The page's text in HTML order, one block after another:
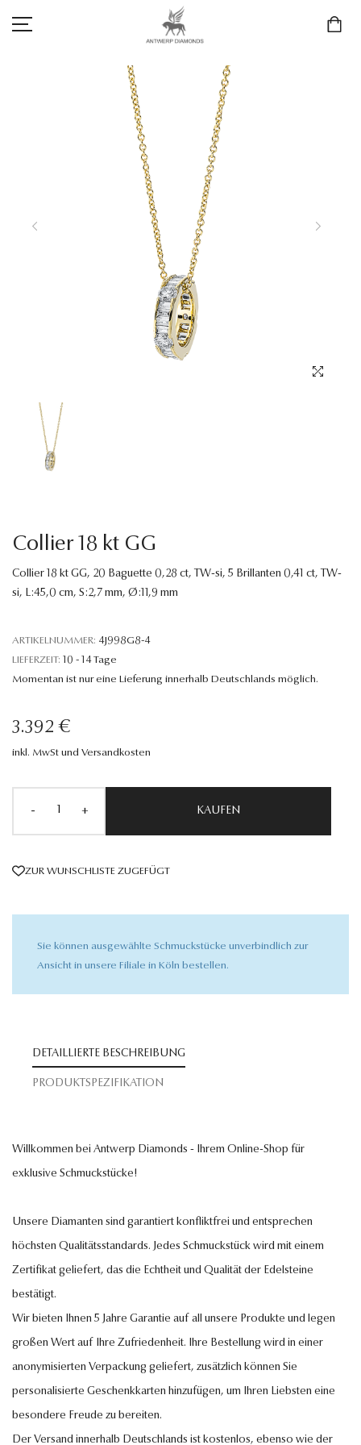
ANTWERP DIAMONDS LUXURY COLLECTION
3D TRAURINGKONFIGURATION
Collier 18 kt GG
Collier 18 kt GG, 20 Baguette 0,28 ct, TW-si, 5 Brillanten 0,41 ct, TW-
si, L:45,0 cm, S:2,7 mm, Ø:11,9 mm
ARTIKELNUMMER: 4J998G8-4
LIEFERZEIT: 10 - 14 Tage
Momentan ist nur eine Lieferung innerhalb Deutschlands möglich.
3.392 €
inkl. MwSt und Versandkosten
- + KAUFEN
ZUR WUNSCHLISTE ZUGEFÜGT
Sie können ausgewählte Schmuckstücke unverbindlich zur
Ansicht in unsere Filiale in Köln bestellen.
DETAILLIERTE BESCHREIBUNG
PRODUKTSPEZIFIKATION
Willkommen bei Antwerp Diamonds - Ihrem Online-Shop für
exklusive Schmuckstücke!
Unsere Diamanten sind garantiert konfliktfrei und entsprechen
höchsten Qualitätsstandards. Jedes Schmuckstück wird mit einem
Zertifikat geliefert, das die Echtheit und Qualität der Edelsteine
bestätigt.
Wir bieten Ihnen 5 Jahre Garantie auf all unsere Produkte und legen
großen Wert auf Ihre Zufriedenheit. Ihre Bestellung wird in einer
anonymisierten Verpackung geliefert, zusätzlich können Sie
personalisierte Geschenkkarten hinzufügen, um Ihren Liebsten eine
besondere Freude zu bereiten.
Der Versand innerhalb Deutschlands ist kostenlos, ebenso wie der